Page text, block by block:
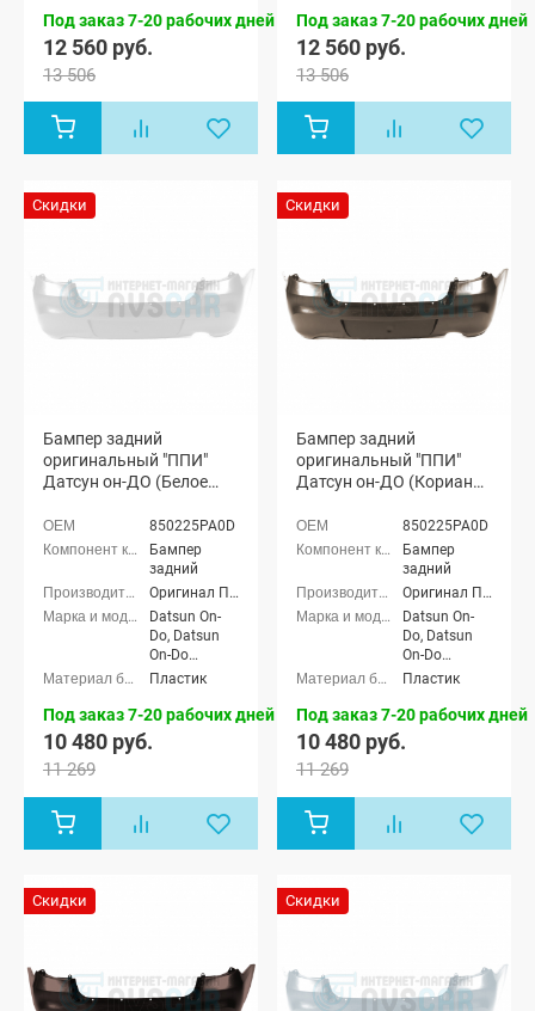
Под заказ 7-20 рабочих дней
12 560 руб.
13 506
Под заказ 7-20 рабочих дней
12 560 руб.
13 506
Скидки
Бампер задний
оригинальный "ППИ"
Датсун он-ДО (Белое
850225PA0D
Бампер
задний
Оригинал ППИ
Datsun On-
Do, Datsun
On-Do
Рестайлинг
Пластик
Под заказ 7-20 рабочих дней
10 480 руб.
11 269
Скидки
Бампер задний
оригинальный "ППИ"
Датсун он-ДО (Кориандр
850225PA0D
Бампер
задний
Оригинал ППИ
Datsun On-
Do, Datsun
On-Do
Рестайлинг
Пластик
Под заказ 7-20 рабочих дней
10 480 руб.
11 269
Скидки Скидки